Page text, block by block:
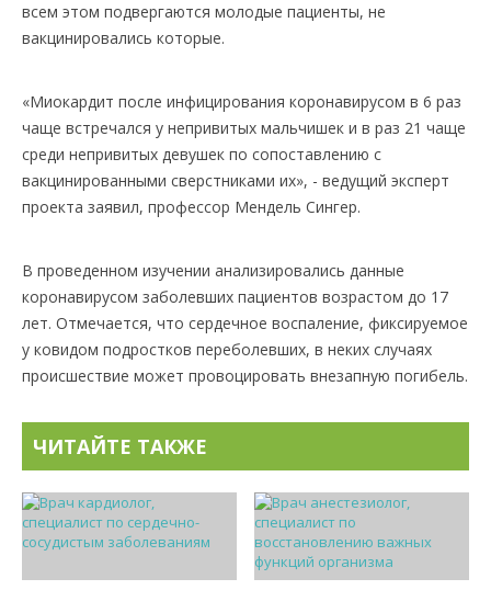
всем этом подвергаются молодые пациенты, не
вакцинировались которые.
«Миокардит после инфицирования коронавирусом в 6 раз
чаще встречался у непривитых мальчишек и в раз 21 чаще
среди непривитых девушек по сопоставлению с
вакцинированными сверстниками их», - ведущий эксперт
проекта заявил, профессор Мендель Сингер.
В проведенном изучении анализировались данные
коронавирусом заболевших пациентов возрастом до 17
лет. Отмечается, что сердечное воспаление, фиксируемое
у ковидом подростков переболевших, в неких случаях
происшествие может провоцировать внезапную погибель.
ЧИТАЙТЕ ТАКЖЕ